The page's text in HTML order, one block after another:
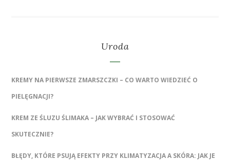
Uroda
KREMY NA PIERWSZE ZMARSZCZKI – CO WARTO WIEDZIEĆ O
PIELĘGNACJI?
KREM ZE ŚLUZU ŚLIMAKA – JAK WYBRAĆ I STOSOWAĆ
SKUTECZNIE?
BŁĘDY, KTÓRE PSUJĄ EFEKTY PRZY KLIMATYZACJA A SKÓRA: JAK JE